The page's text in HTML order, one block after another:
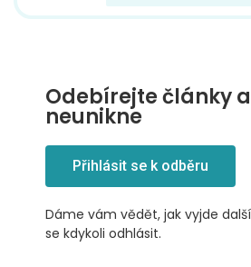
Odebírejte články
neunikne
Přihlásit se k odběru
Dáme vám vědět, jak vyjde
se kdykoli odhlásit.